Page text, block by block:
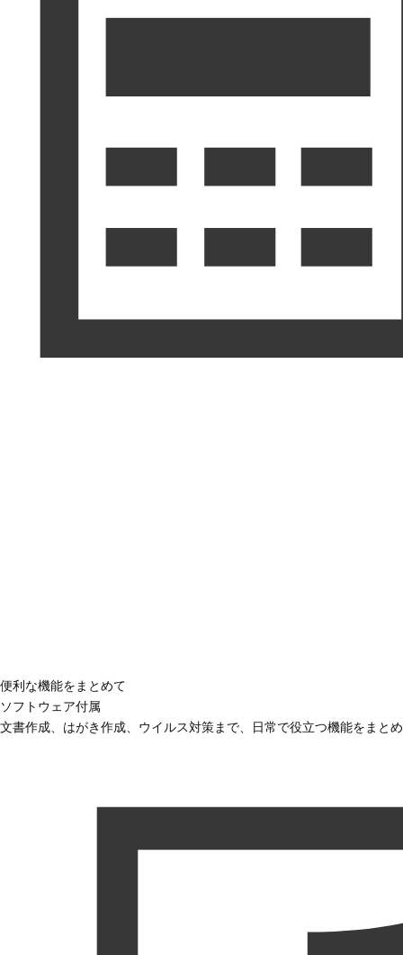
便利な機能をまとめて
ソフトウェア付属
文書作成、はがき作成、ウイルス対策まで、日常で役立つ機能をまと